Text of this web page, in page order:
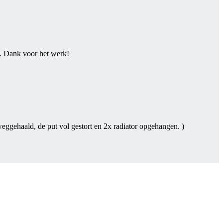
Dank voor het werk!
de put vol gestort en 2x radiator opgehangen. )